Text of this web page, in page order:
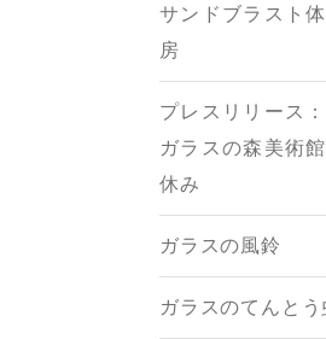
サンドブラスト
房
プレスリリース
ガラスの森美術
休み
ガラスの風鈴
ガラスのてんとう